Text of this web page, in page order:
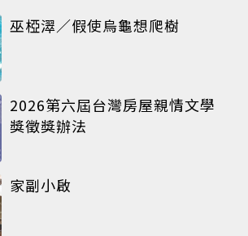
巫椏濢／假使烏龜想爬樹
2026第六屆台灣房屋親情文學
獎徵獎辦法
家副小啟